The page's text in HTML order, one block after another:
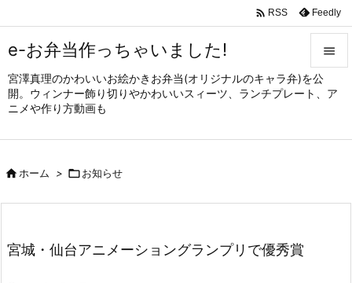
e-お弁当作っちゃいました!
宮澤真理のかわいいお絵かきお弁当(オリジナルのキャラ弁)を公
開。ウィンナー飾り切りやかわいいスィーツ、ランチプレート、ア
ニメや作り方動画も


メニュ
サイド

 RSS Feedly
ホーム > お知らせ
宮城・仙台アニメーショングランプリで優秀賞